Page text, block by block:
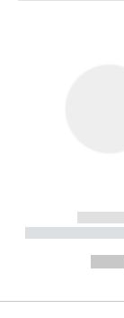
-----------